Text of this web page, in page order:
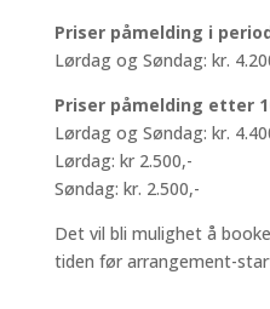
Priser påmelding i
Lørdag og Søndag: kr.
Priser påmelding etter
Lørdag og Søndag: kr.
Lørdag: kr 2.500,-
Søndag: kr. 2.500,-
Det vil bli mulighet å
tiden før arrangement-